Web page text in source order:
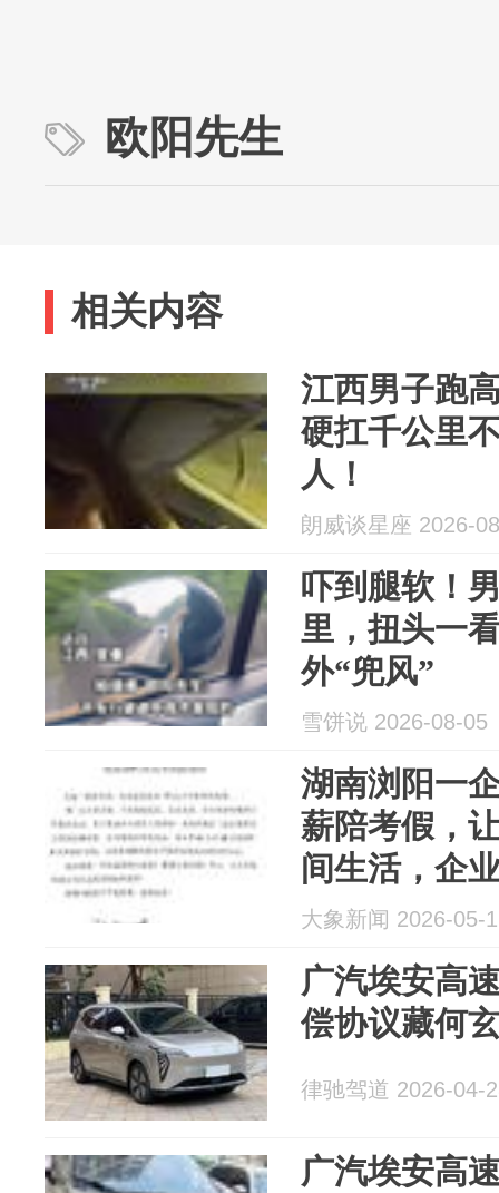
欧阳先生
相关内容
江西男子跑
硬扛千公里
人！
朗威谈星座 2026-
吓到腿软！
里，扭头一
外“兜风”
雪饼说 2026-08-05
湖南浏阳一
薪陪考假，
间生活，企
实，都是父
大象新闻 2026-05-
广汽埃安高
偿协议藏何
律驰驾道 2026-04-
广汽埃安高